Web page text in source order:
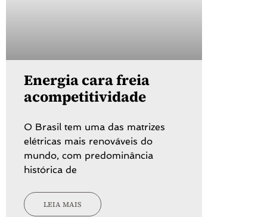
Energia cara freia
acompetitividade
O Brasil tem uma das matrizes
elétricas mais renováveis do
mundo, com predominância
histórica de
LEIA MAIS